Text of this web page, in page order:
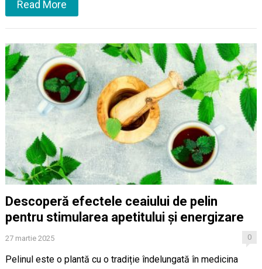
Read More
Descoperă efectele ceaiului de pelin
pentru stimularea apetitului și energizare
27 martie 2025 0
Pelinul este o plantă cu o tradiție îndelungată în medicina